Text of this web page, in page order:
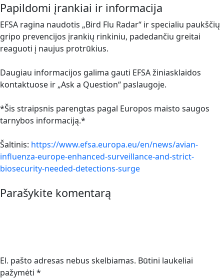
Papildomi įrankiai ir informacija
EFSA ragina naudotis „Bird Flu Radar“ ir specialiu paukščių
gripo prevencijos įrankių rinkiniu, padedančiu greitai
reaguoti į naujus protrūkius.
Daugiau informacijos galima gauti EFSA žiniasklaidos
kontaktuose ir „Ask a Question“ paslaugoje.
*Šis straipsnis parengtas pagal Europos maisto saugos
tarnybos informaciją.*
Šaltinis: https://www.efsa.europa.eu/en/news/avian-
influenza-europe-enhanced-surveillance-and-strict-
biosecurity-needed-detections-surge
Parašykite komentarą
El. pašto adresas nebus skelbiamas. Būtini laukeliai
pažymėti *